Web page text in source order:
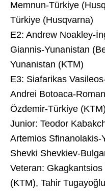
Memnun-Türkiye
Türkiye (Husqvarna)
E2: Andrew Noakley-
Giannis-Yunanistan
Yunanistan (KTM)
E3: Siafarikas
Andrei Botoaca-
Özdemir-Türkiye (KTM)
Junior: Teodor
Artemios Sfinanolakis-
Shevki Shevkiev-
Veteran:
(KTM), Tahir